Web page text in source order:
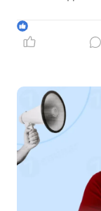
дитини
1